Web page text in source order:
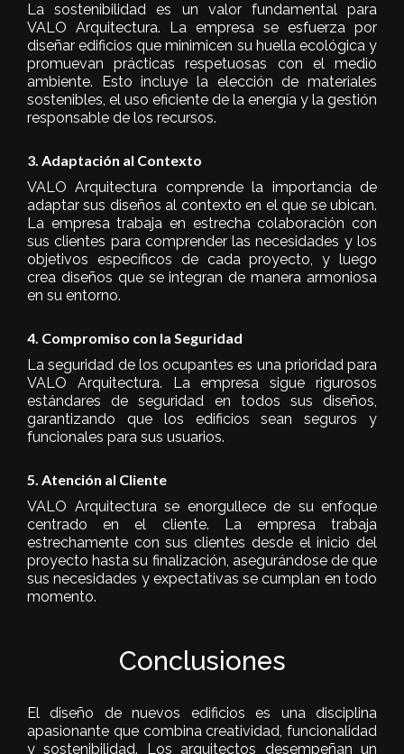
La sostenibilidad es un valor fundamental para
VALO Arquitectura. La empresa se esfuerza por
diseñar edificios que minimicen su huella ecológica y
promuevan prácticas respetuosas con el medio
ambiente. Esto incluye la elección de materiales
sostenibles, el uso eficiente de la energía y la gestión
responsable de los recursos.
3. Adaptación al Contexto
VALO Arquitectura comprende la importancia de
adaptar sus diseños al contexto en el que se ubican.
La empresa trabaja en estrecha colaboración con
sus clientes para comprender las necesidades y los
objetivos específicos de cada proyecto, y luego
crea diseños que se integran de manera armoniosa
en su entorno.
4. Compromiso con la Seguridad
La seguridad de los ocupantes es una prioridad para
VALO Arquitectura. La empresa sigue rigurosos
estándares de seguridad en todos sus diseños,
garantizando que los edificios sean seguros y
funcionales para sus usuarios.
5. Atención al Cliente
VALO Arquitectura se enorgullece de su enfoque
centrado en el cliente. La empresa trabaja
estrechamente con sus clientes desde el inicio del
proyecto hasta su finalización, asegurándose de que
sus necesidades y expectativas se cumplan en todo
momento.
Conclusiones
El diseño de nuevos edificios es una disciplina
apasionante que combina creatividad, funcionalidad
y sostenibilidad. Los arquitectos desempeñan un